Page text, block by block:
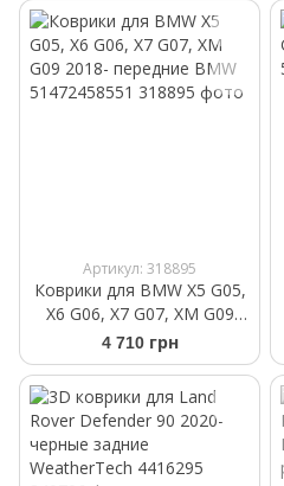
Артикул: 318895
Коврики для BMW X5 G05,
X6 G06, X7 G07, XM G09
2018- передние BMW
51472458551
4 710 грн